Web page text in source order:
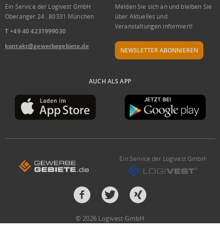
Ein Service der Logivest GmbH
Oberanger 24 . 80331 München
T +49 40 4231999030
kontakt@gewerbegebiete.de
Melden Sie sich an und bleiben Sie
über Aktuelles und
Veranstaltungen informiert!
NEWSLETTER ABONNIEREN
AUCH ALS APP
Ein Service der Logivest GmbH
© 2026 Logivest GmbH